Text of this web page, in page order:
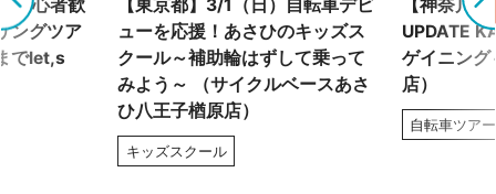
初心者歓
ングツア
でlet,s
【東京都】3/1（日）自転車デビ
ューを応援！あさひのキッズス
クール～補助輪はずして乗って
みよう～ （サイクルベースあさ
ひ八王子楢原店）
キッズスクール
【神奈川
UPDATE
ゲイニング
店）
自転車ツアー